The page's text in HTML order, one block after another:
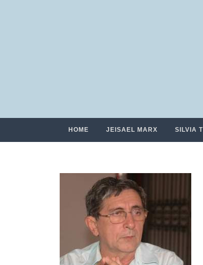
HOME JEISAEL MARX SILVIA